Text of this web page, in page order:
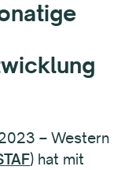
– Western
) hat mit